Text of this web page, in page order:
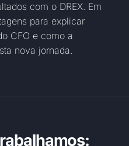
com o DREX. Em
para explicar
CFO e como a
nova jornada.